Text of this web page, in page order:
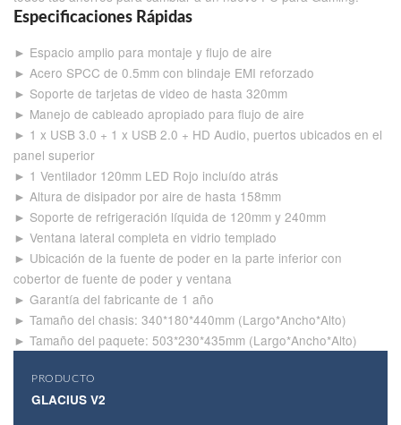
Especificaciones Rápidas
► Espacio amplio para montaje y flujo de aire
► Acero SPCC de 0.5mm con blindaje EMI reforzado
► Soporte de tarjetas de video de hasta 320mm
► Manejo de cableado apropiado para flujo de aire
► 1 x USB 3.0 + 1 x USB 2.0 + HD Audio, puertos ubicados en el
panel superior
► 1 Ventilador 120mm LED Rojo incluído atrás
► Altura de disipador por aire de hasta 158mm
► Soporte de refrigeración líquida de 120mm y 240mm
► Ventana lateral completa en vidrio templado
► Ubicación de la fuente de poder en la parte inferior con
cobertor de fuente de poder y ventana
► Garantía del fabricante de 1 año
► Tamaño del chasis: 340*180*440mm (Largo*Ancho*Alto)
► Tamaño del paquete: 503*230*435mm (Largo*Ancho*Alto)
PRODUCTO
GLACIUS V2